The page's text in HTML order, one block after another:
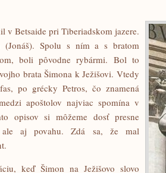
v Betsaide pri Tiberiadskom jazere.
(Jonáš). Spolu s ním a s bratom
boli pôvodne rybármi. Bol to
brata Šimona k Ježišovi. Vtedy
po grécky Petros, čo znamená
apoštolov najviac spomína v
opisov si môžeme dosť presne
ale aj povahu. Zdá sa, že mal
keď Šimon na Ježišovo slovo